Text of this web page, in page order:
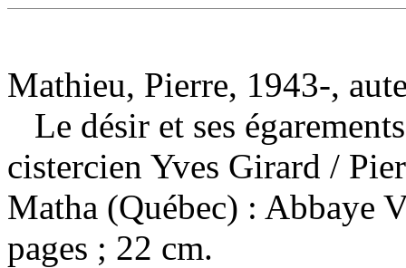
Mathieu, Pierre, 1943-,
Le désir et ses
cistercien Yves Girard /
Matha (Québec) : Abbaye
pages ; 22 cm.